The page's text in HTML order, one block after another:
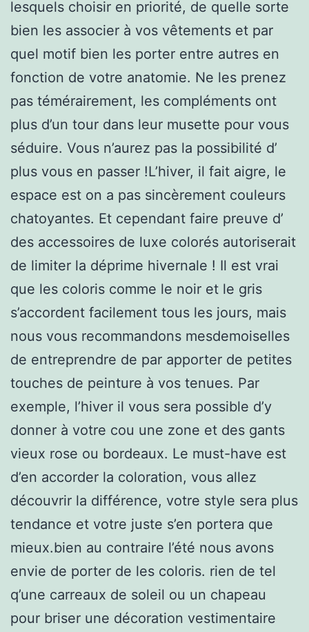
lesquels choisir en priorité, de quelle sorte
bien les associer à vos vêtements et par
quel motif bien les porter entre autres en
fonction de votre anatomie. Ne les prenez
pas témérairement, les compléments ont
plus d’un tour dans leur musette pour vous
séduire. Vous n’aurez pas la possibilité d’
plus vous en passer !L’hiver, il fait aigre, le
espace est on a pas sincèrement couleurs
chatoyantes. Et cependant faire preuve d’
des accessoires de luxe colorés autoriserait
de limiter la déprime hivernale ! Il est vrai
que les coloris comme le noir et le gris
s’accordent facilement tous les jours, mais
nous vous recommandons mesdemoiselles
de entreprendre de par apporter de petites
touches de peinture à vos tenues. Par
exemple, l’hiver il vous sera possible d’y
donner à votre cou une zone et des gants
vieux rose ou bordeaux. Le must-have est
d’en accorder la coloration, vous allez
découvrir la différence, votre style sera plus
tendance et votre juste s’en portera que
mieux.bien au contraire l’été nous avons
envie de porter de les coloris. rien de tel
q’une carreaux de soleil ou un chapeau
pour briser une décoration vestimentaire